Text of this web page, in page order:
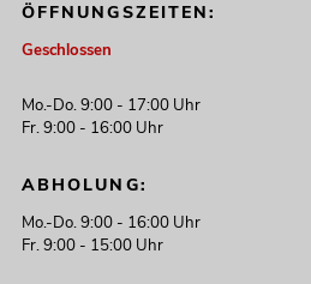
ÖFFNUNGSZEITEN:
Geschlossen
Mo.-Do. 9:00 - 17:00 Uhr
Fr. 9:00 - 16:00 Uhr
ABHOLUNG:
Mo.-Do. 9:00 - 16:00 Uhr
Fr. 9:00 - 15:00 Uhr